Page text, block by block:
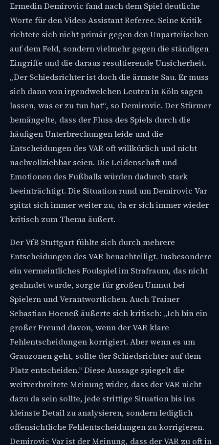
Ermedin Demirovic fand nach dem Spiel deutliche
Worte für den Video Assistant Referee. Seine Kritik
richtete sich nicht primär gegen den Unparteiischen
auf dem Feld, sondern vielmehr gegen die ständigen
Eingriffe und die daraus resultierende Unsicherheit.
„Der Schiedsrichter ist doch die ärmste Sau. Er muss
sich dann von irgendwelchen Leuten in Köln sagen
lassen, was er zu tun hat“, so Demirovic. Der Stürmer
bemängelte, dass der Fluss des Spiels durch die
häufigen Unterbrechungen leide und die
Entscheidungen des VAR oft willkürlich und nicht
nachvollziehbar seien. Die Leidenschaft und
Emotionen des Fußballs würden dadurch stark
beeinträchtigt. Die Situation rund um Demirovic Var
spitzt sich immer weiter zu, da er sich immer wieder
kritisch zum Thema äußert.
Der VfB Stuttgart fühlte sich durch mehrere
Entscheidungen des VAR benachteiligt. Insbesondere
ein vermeintliches Foulspiel im Strafraum, das nicht
geahndet wurde, sorgte für großen Unmut bei
Spielern und Verantwortlichen. Auch Trainer
Sebastian Hoeneß äußerte sich kritisch: „Ich bin ein
großer Freund davon, wenn der VAR klare
Fehlentscheidungen korrigiert. Aber wenn es um
Grauzonen geht, sollte der Schiedsrichter auf dem
Platz entscheiden.“ Diese Aussage spiegelt die
weitverbreitete Meinung wider, dass der VAR nicht
dazu da sein sollte, jede strittige Situation bis ins
kleinste Detail zu analysieren, sondern lediglich
offensichtliche Fehlentscheidungen zu korrigieren.
Demirovic Var ist der Meinung, dass der VAR zu oft in